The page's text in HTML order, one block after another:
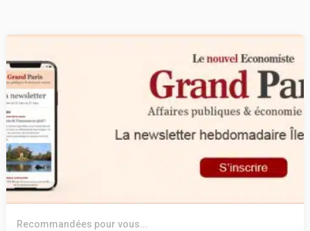
Recommandées pour vous...